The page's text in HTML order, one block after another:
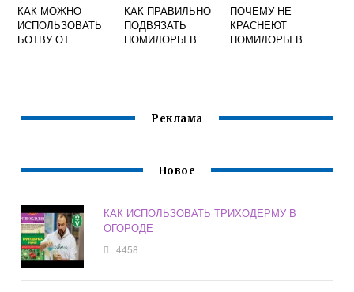
КАК МОЖНО
ИСПОЛЬЗОВАТЬ
БОТВУ ОТ
КАК ПРАВИЛЬНО
ПОДВЯЗАТЬ
ПОМИДОРЫ В
ПОЧЕМУ НЕ
КРАСНЕЮТ
ПОМИДОРЫ В
Реклама
Новое
КАК ИСПОЛЬЗОВАТЬ ТРИХОДЕРМУ В
ОГОРОДЕ
4458